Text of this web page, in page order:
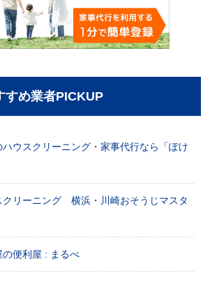
すめ業者PICKUP
ハウスクリーニング・家事代行なら「ぽけ
クリーニング 横浜・川崎おそうじマスタ
の便利屋 : まるべ